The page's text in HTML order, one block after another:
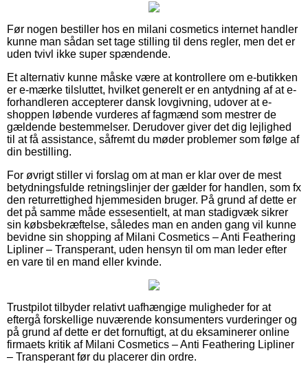
Før nogen bestiller hos en milani cosmetics internet handler
kunne man sådan set tage stilling til dens regler, men det er
uden tvivl ikke super spændende.
Et alternativ kunne måske være at kontrollere om e-butikken
er e-mærke tilsluttet, hvilket generelt er en antydning af at e-
forhandleren accepterer dansk lovgivning, udover at e-
shoppen løbende vurderes af fagmænd som mestrer de
gældende bestemmelser. Derudover giver det dig lejlighed
til at få assistance, såfremt du møder problemer som følge af
din bestilling.
For øvrigt stiller vi forslag om at man er klar over de mest
betydningsfulde retningslinjer der gælder for handlen, som fx
den returrettighed hjemmesiden bruger. På grund af dette er
det på samme måde essesentielt, at man stadigvæk sikrer
sin købsbekræftelse, således man en anden gang vil kunne
bevidne sin shopping af Milani Cosmetics – Anti Feathering
Lipliner – Transperant, uden hensyn til om man leder efter
en vare til en mand eller kvinde.
Trustpilot tilbyder relativt uafhængige muligheder for at
eftergå forskellige nuværende konsumenters vurderinger og
på grund af dette er det fornuftigt, at du eksaminerer online
firmaets kritik af Milani Cosmetics – Anti Feathering Lipliner
– Transperant før du placerer din ordre.